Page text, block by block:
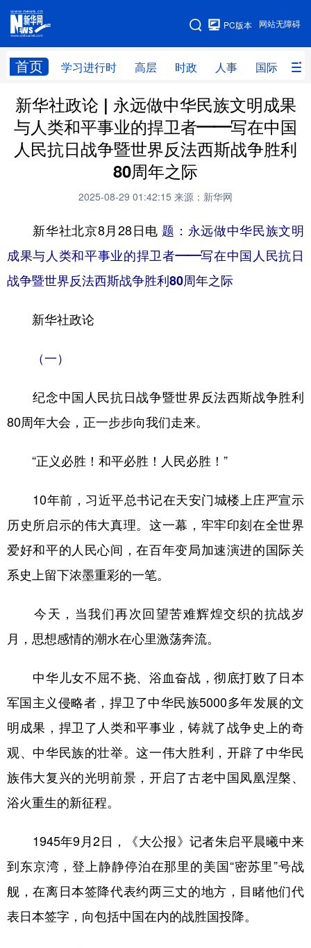
网站无障碍
PC版本
首页 学习进行时 高层 时政 人事 国际 财
网站地图
学习进行时 高层 时政 人事
国际 财经 网评 港澳
思客智库 全球连线
科创 量子
访谈 视频 图片 政务
法律 中央文件 金融
城市
彩票 娱乐 时尚 悦读
公益 一带一路 亚太网
文化产业
地方频道
四川 贵州 云南 西藏
陕西 甘肃 青海 宁夏
新华社政论 | 永远做中华民族文明成果
与人类和平事业的捍卫者——写在中国
人民抗日战争暨世界反法西斯战争胜利
80周年之际
2025-08-29 01:42:15 来源：新华网
新华社北京8月28日电 题：永远做中华民族文明
成果与人类和平事业的捍卫者——写在中国人民抗日
战争暨世界反法西斯战争胜利80周年之际
新华社政论
（一）
纪念中国人民抗日战争暨世界反法西斯战争胜利
80周年大会，正一步步向我们走来。
“正义必胜！和平必胜！人民必胜！”
10年前，习近平总书记在天安门城楼上庄严宣示
历史所启示的伟大真理。这一幕，牢牢印刻在全世界
爱好和平的人民心间，在百年变局加速演进的国际关
系史上留下浓墨重彩的一笔。
今天，当我们再次回望苦难辉煌交织的抗战岁
月，思想感情的潮水在心里激荡奔流。
中华儿女不屈不挠、浴血奋战，彻底打败了日本
军国主义侵略者，捍卫了中华民族5000多年发展的文
明成果，捍卫了人类和平事业，铸就了战争史上的奇
观、中华民族的壮举。这一伟大胜利，开辟了中华民
族伟大复兴的光明前景，开启了古老中国凤凰涅槃、
浴火重生的新征程。
1945年9月2日，《大公报》记者朱启平晨曦中来
到东京湾，登上静静停泊在那里的美国“密苏里”号战
舰，在离日本签降代表约两三丈的地方，目睹他们代
表日本签字，向包括中国在内的战胜国投降。